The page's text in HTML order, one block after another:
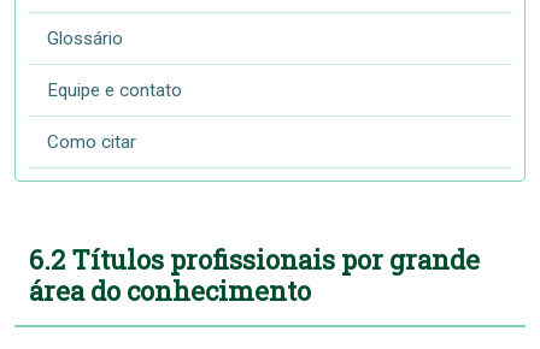
Glossário
Equipe e contato
Como citar
6.2 Títulos profissionais por grande
área do conhecimento